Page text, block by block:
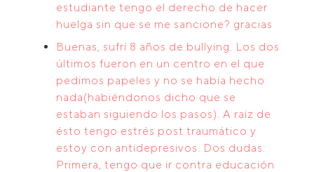
estudiante tengo el derecho de hacer
huelga sin que se me sancione? gracias
Buenas, sufrí 8 años de bullying. Los dos
últimos fueron en un centro en el que
pedimos papeles y no se había hecho
nada(habiéndonos dicho que se
estaban siguiendo los pasos). A raíz de
ésto tengo estrés post traumático y
estoy con antidepresivos. Dos dudas:
Primera, tengo que ir contra educación